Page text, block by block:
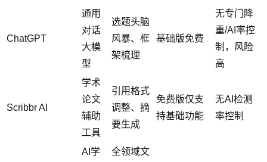
ChatGPT
通用
对话
大模
型
选题头脑
风暴、框
架梳理
基础版免费
无专门降
重/AI率控
制，风险
高
Scribbr AI
学术
论文
辅助
工具
引用格式
调整、摘
要生成
免费版仅支
持基础功能
无AI检测
率控制
AI学
全领域文